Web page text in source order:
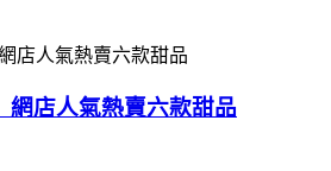
網店人氣熱賣六款甜品